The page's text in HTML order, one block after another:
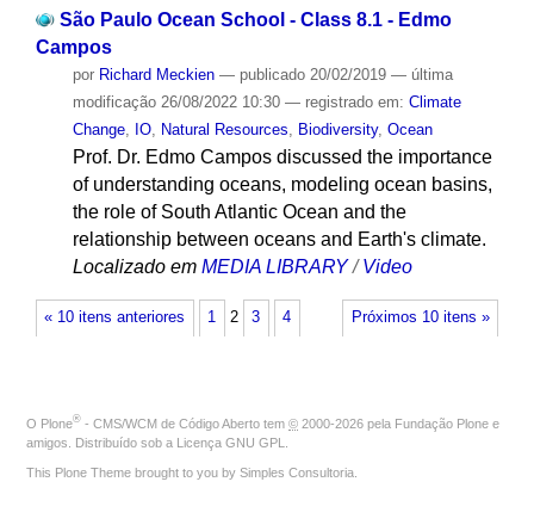
São Paulo Ocean School - Class 8.1 - Edmo
Campos
por Richard Meckien — publicado20/02/2019 — última
modificação26/08/2022 10:30 — registrado em: Climate
Change, IO, Natural Resources, Biodiversity, Ocean
Prof. Dr. Edmo Campos discussed the importance
of understanding oceans, modeling ocean basins,
the role of South Atlantic Ocean and the
relationship between oceans and Earth's climate.
Localizado em MEDIA LIBRARY /Video
« 10 itens anteriores Próximos 10 itens »
1 2 3 4
O Plone® - CMS/WCM de Código Aberto tem © 2000-2026 pela Fundação Plone e
amigos. Distribuído sob a Licença GNU GPL
This Plone Theme brought to you by Simples Consultoria